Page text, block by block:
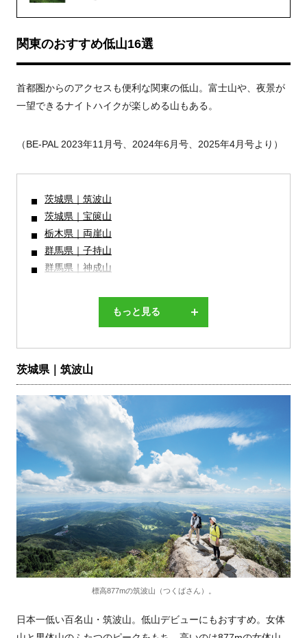
関東のおすすめ低山16選
首都圏からのアクセスも便利な関東の低山。富士山や、夜景が
一望できるナイトハイクが楽しめる山もある。
（BE-PAL 2023年11月号、2024年6月号、2025年4月号より）
もっと見る
茨城県｜筑波山
茨城県｜宝篋山
栃木県｜両崖山
群馬県｜子持山
群馬県｜神成山
茨城県｜筑波山
標高877mの筑波山（つくばさん）。
日本一低い百名山・筑波山。低山デビューにもおすすめ。女体